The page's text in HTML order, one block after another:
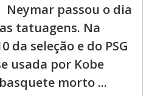
passou o dia
tatuagens. Na
da seleção e do PSG
usada por Kobe
morto ...